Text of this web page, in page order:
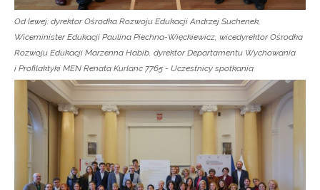
Od lewej: dyrektor Ośrodka Rozwoju Edukacji Andrzej Suchenek,
Wiceminister Edukacji Paulina Piechna-Więckiewicz, wicedyrektor Ośrodka
Rozwoju Edukacji Marzenna Habib, dyrektor Departamentu Wychowania
i Profilaktyki MEN Renata Kurlanc 7765 - Uczestnicy spotkania
Newsletter ORE
Zapisz się i bądź na bieżąco z najnowszymi
informacjami
o szkoleniach i programach.
Adres e-mail: